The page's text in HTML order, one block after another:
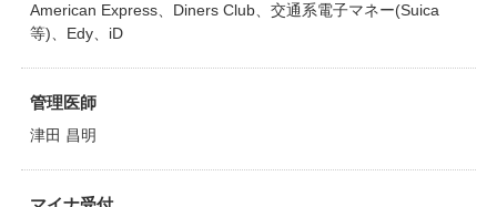
American Express、Diners Club、交通系電子マネー(Suica
等)、Edy、iD
管理医師
津田 昌明